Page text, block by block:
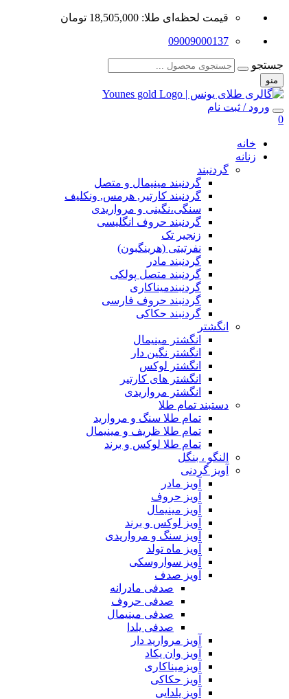
قیمت لحظه‌ای طلا: 18,505,000 تومان
09009000137
جستجو
منو
ورود / ثبت نام
0
خانه
زنانه
گردنبند
گردنبند مینیمال و متصل
گردنبند کارتیر, هرمس, ونکلیف
سنگی،نگینی و مرواریدی
گردنبند حروف انگلیسی
زنجیر تک
نفرتیتی (هرینگبون)
گردنبند مادر
گردنبند متصل پولکی
گردنبندمیناکاری
گردنبند حروف فارسی
گردنبند حکاکی
انگشتر
انگشتر مینیمال
انگشتر نگین دار
انگشتر لوکس
انگشتر های کارتیر
انگشتر مرواریدی
دستبند تمام طلا
تمام طلا سنگ و مروارید
تمام طلا ظریف و مینیمال
تمام طلا لوکس و برند
النگو ، بنگل
آویز گردنی
آویز مادر
آویز حروف
آویز مینیمال
آویز لوکس و برند
آویز سنگ و مرواریدی
آویز ماه تولد
آویز سواروسکی
آویز صدف
صدفی مادرانه
صدفی حروف
صدفی مینیمال
صدفی یلدا
آویز مروارید دار
آویز وان یکاد
آویزمیناکاری
آویز حکاکی
آویز یلدایی